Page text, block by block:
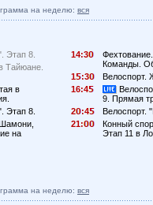
на неделю: вся
Этап 8.
Тайюане.
в
Этап 8.
на
14:3
Команды.
1
:3
Велоспорт.
16:4
9. Прямая
2
:4
Велоспорт.
21:
Конный
Этап 11 в
на неделю: вся